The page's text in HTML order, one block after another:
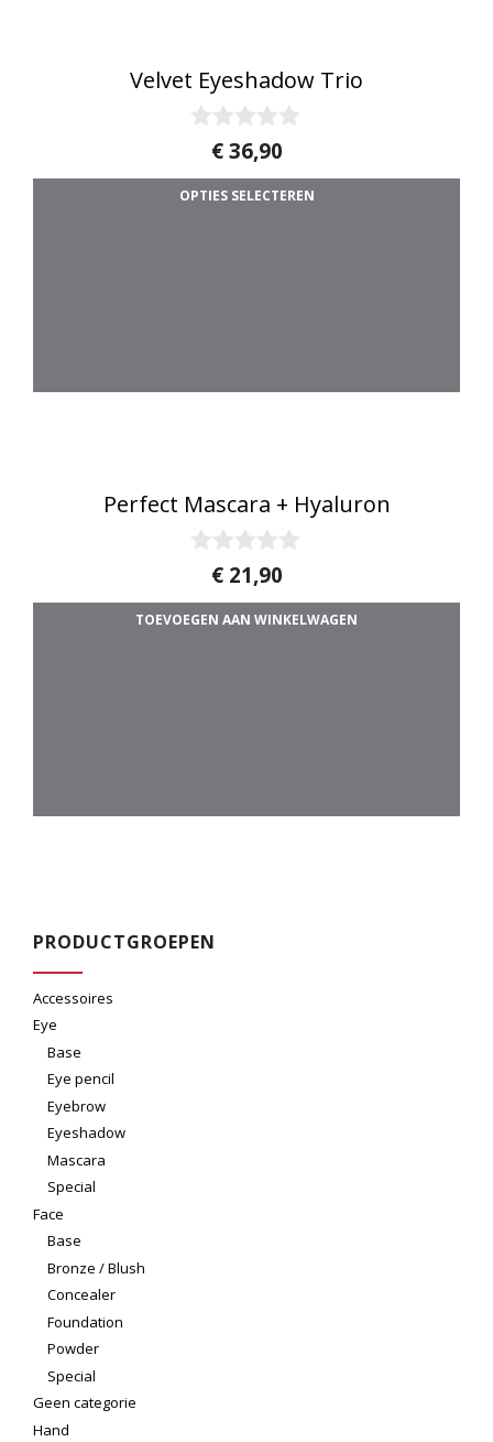
Velvet Eyeshadow Trio
a
n
€36,90
OPTIES SELECTEREN
Perfect Mascara + Hyaluron
a
n
€21,90
TOEVOEGEN AAN WINKELWAGEN
PRODUCTGROEPEN
Accessoires
Eye
Base
Eye pencil
Eyebrow
Eyeshadow
Mascara
Special
Face
Base
Bronze / Blush
Concealer
Foundation
Powder
Special
Geen categorie
Hand